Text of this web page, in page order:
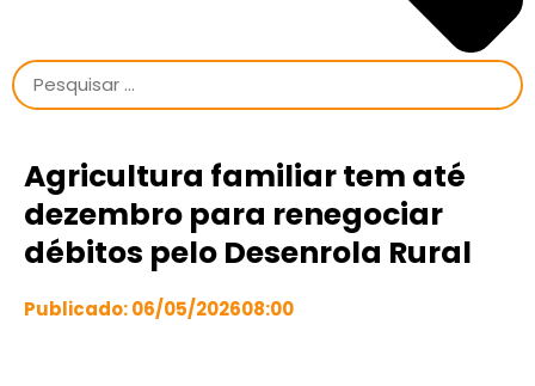
Agricultura familiar tem até
dezembro para renegociar
débitos pelo Desenrola Rural
Publicado:06/05/202608:00